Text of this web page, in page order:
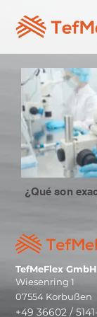
¿Qué son
TefMeFlex GmbH
Wiesenring 1
07554 Korbußen
+49 36602 /